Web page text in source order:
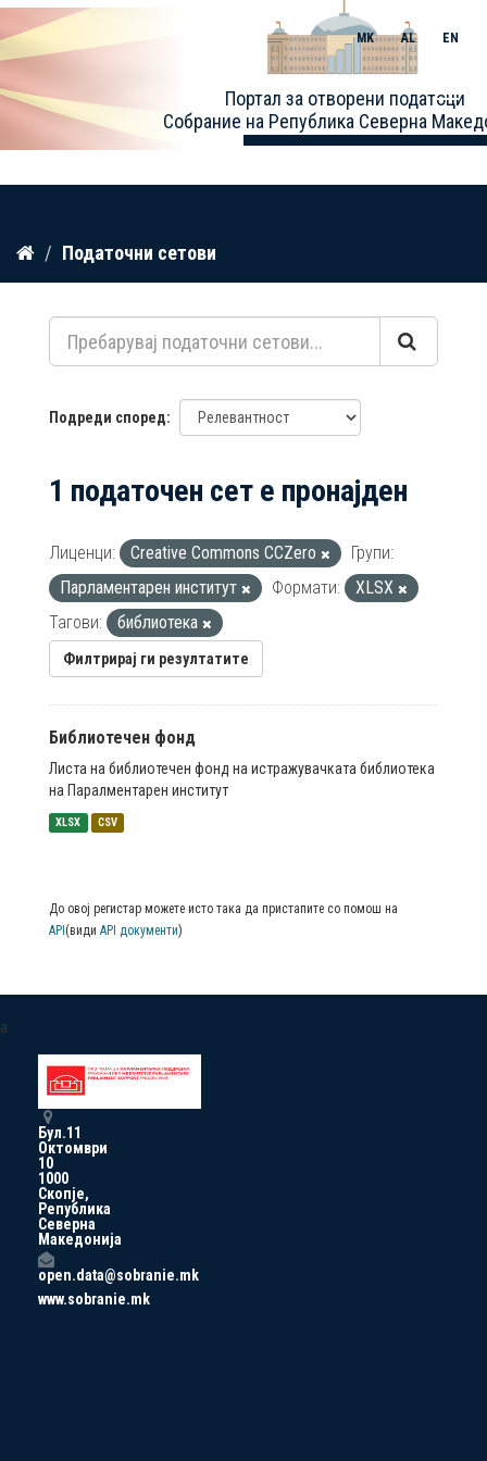
Прескокнете
содржина
Портал за отворени податоци
Собрание на Република Северна
MK AL EN
Toggle
Податочни сетови
Подреди според
1 податочен сет е пронајден
Лиценци: Creative Commons CCZero
Групи:
Парламентарен институт
Формати:
XLSX
Тагови:
библиотека
Филтрирај ги резултатите
Библиотечен фонд
Листа на библиотечен фонд на истражувачката библиотека
на Паралментарен институт
XLSX CSV
До овој регистар можете исто така да пристапите со помош на
API (види API документи)
a
Бул.11
Октомври
10
1000
Скопје,
Република
Северна
Македонија
open.data@sobranie.mk
www.sobranie.mk